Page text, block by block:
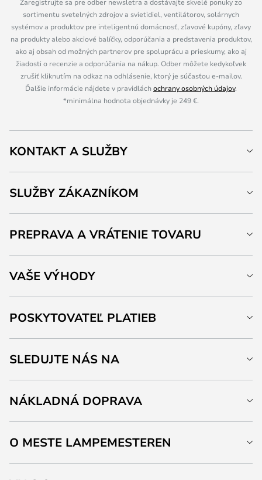
sortimentu svetelných zdrojov a svietidiel, ventilátorov, solárnych
systémov a produktov pre inteligentnú domácnosť, zľavové kupóny, zľavy
na produkty alebo akciové balíčky, odporúčania a predstavenia produktov,
ako aj obsah od možných partnerov pre spoluprácu a prieskumy, ako aj
žiadosti o recenzie a odporúčania na nákup. Odber môžete kedykoľvek
zrušiť kliknutím na odkaz na odhlásenie, ktorý je súčasťou e-mailov.
Ďalšie informácie nájdete v pravidláchochrany osobných údajov.
*minimálna hodnota objednávky je 249 €.
KONTAKT A SLUŽBY
SLUŽBY ZÁKAZNÍKOM
PREPRAVA A VRÁTENIE TOVARU
VAŠE VÝHODY
POSKYTOVATEĽ PLATIEB
SLEDUJTE NÁS NA
NÁKLADNÁ DOPRAVA
O MESTE LAMPEMESTEREN